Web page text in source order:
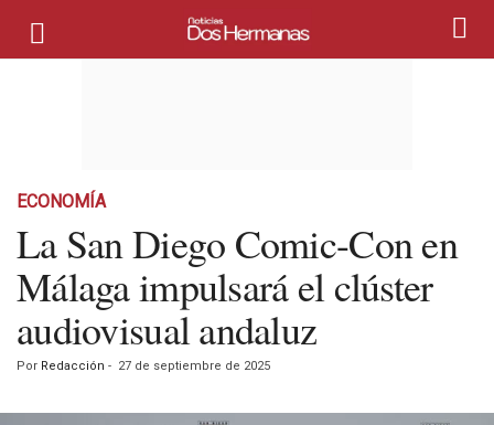
ECONOMÍA
La San Diego Comic-Con en
Málaga impulsará el clúster
audiovisual andaluz
Por Redacción - 27 de septiembre de 2025